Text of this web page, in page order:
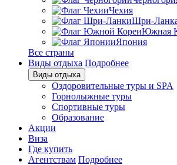
Чехия
Шри-
Южная
Япония
Все страны
Виды отдыха Подробнее
Виды отдыха
Оздоровительные туры и SPA
Горнолыжные туры
Спортивные туры
Образование
Акции
Виза
Где купить
Агентствам Подробнее